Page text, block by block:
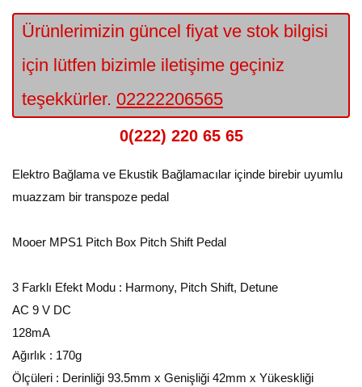
Ürünlerimizin güncel fiyat ve stok bilgisi
için lütfen bizimle iletişime geçiniz
teşekkürler. 02222206565
0(222) 220 65 65
Elektro Bağlama ve Ekustik Bağlamacılar içinde birebir uyumlu
muazzam bir transpoze pedal
Mooer MPS1 Pitch Box Pitch Shift Pedal
3 Farklı Efekt Modu : Harmony, Pitch Shift, Detune
AC 9 V DC
128mA
Ağırlık : 170g
Ölçüleri : Derinliği 93.5mm x Genişliği 42mm x Yükeskliği